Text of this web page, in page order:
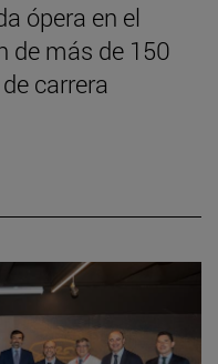
ópera en el
de más de 150
carrera